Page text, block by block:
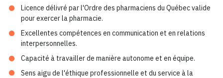
Licence délivré par l'Ordre des pharmaciens du Québec valide
pour exercer la pharmacie.
Excellentes compétences en communication et en relations
interpersonnelles.
Capacité à travailler de manière autonome et en équipe.
Sens aigu de l'éthique professionnelle et du service à la